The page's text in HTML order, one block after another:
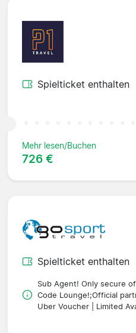
Spielticket enthalten
Mehr lesen/Buchen
726 €
Spielticket enthalten
Sub Agent! Only secure
Code Lounge!;Official
Uber Voucher | Limited